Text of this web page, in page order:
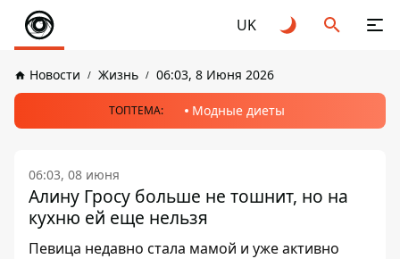
UK
Новости Жизнь 06:03, 8 Июня 2026
ТОПТЕМА: Модные диеты
06:03, 08 июня
Алину Гросу больше не тошнит, но на
кухню ей еще нельзя
Певица недавно стала мамой и уже активно